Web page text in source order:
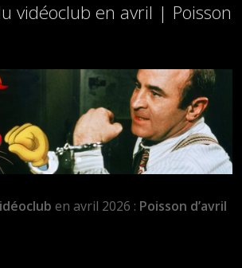
vidéoclub en avril | Poisson
en avril 2026 : Poisson d’avril